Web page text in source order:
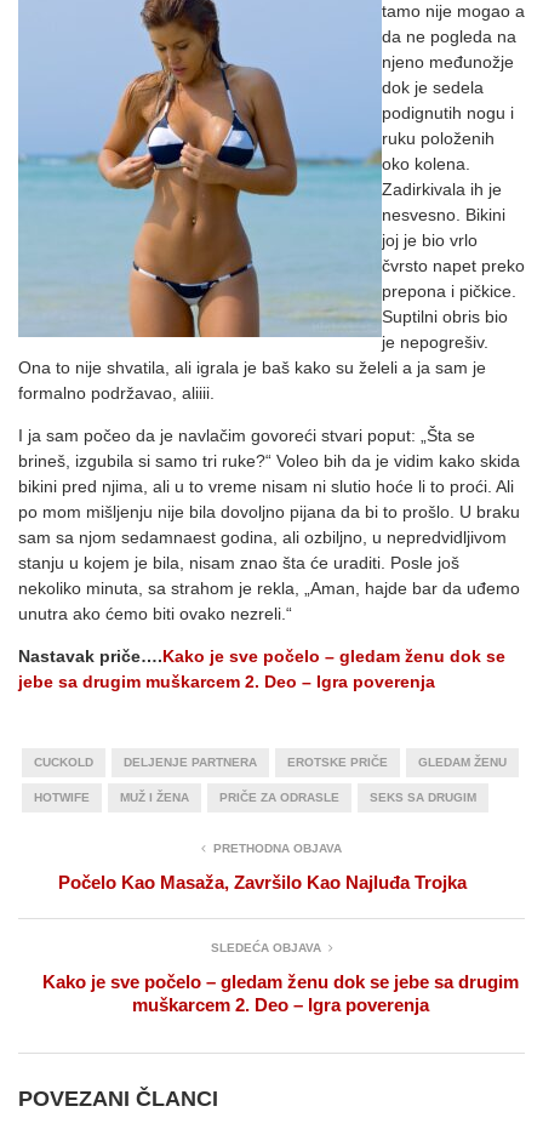
tamo nije mogao a
da ne pogleda na
njeno međunožje
dok je sedela
podignutih nogu i
ruku položenih
oko kolena.
Zadirkivala ih je
nesvesno. Bikini
joj je bio vrlo
čvrsto napet preko
prepona i pičkice.
Suptilni obris bio
je nepogrešiv.
Ona to nije shvatila, ali igrala je baš kako su želeli a ja sam je
formalno podržavao, aliiii.
I ja sam počeo da je navlačim govoreći stvari poput: „Šta se
brineš, izgubila si samo tri ruke?“ Voleo bih da je vidim kako skida
bikini pred njima, ali u to vreme nisam ni slutio hoće li to proći. Ali
po mom mišljenju nije bila dovoljno pijana da bi to prošlo. U braku
sam sa njom sedamnaest godina, ali ozbiljno, u nepredvidljivom
stanju u kojem je bila, nisam znao šta će uraditi. Posle još
nekoliko minuta, sa strahom je rekla, „Aman, hajde bar da uđemo
unutra ako ćemo biti ovako nezreli.“
Nastavak priče….Kako je sve počelo – gledam ženu dok se
jebe sa drugim muškarcem 2. Deo – Igra poverenja
CUCKOLD DELJENJE PARTNERA EROTSKE PRIČE GLEDAM ŽENU
HOTWIFE MUŽ I ŽENA PRIČE ZA ODRASLE SEKS SA DRUGIM
PRETHODNA OBJAVA
Počelo Kao Masaža, Završilo Kao Najluđa Trojka
SLEDEĆA OBJAVA
Kako je sve počelo – gledam ženu dok se jebe sa drugim
muškarcem 2. Deo – Igra poverenja
POVEZANI ČLANCI